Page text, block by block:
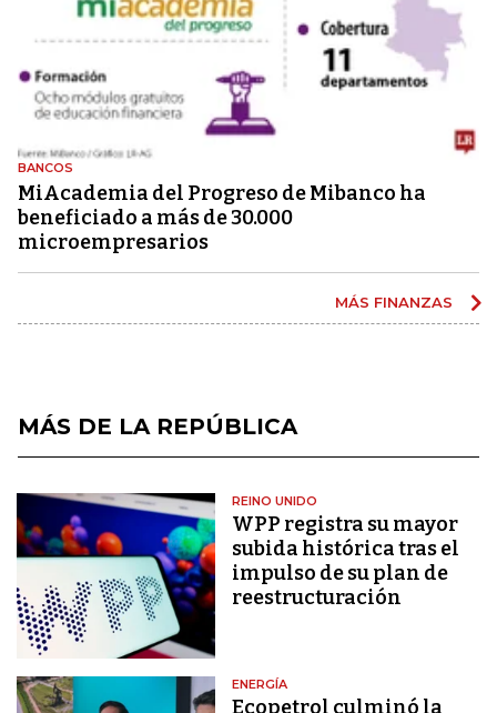
BANCOS
MiAcademia del Progreso de Mibanco ha
beneficiado a más de 30.000
microempresarios
MÁS FINANZAS
MÁS DE LA REPÚBLICA
REINO UNIDO
WPP registra su mayor
subida histórica tras el
impulso de su plan de
reestructuración
ENERGÍA
Ecopetrol culminó la